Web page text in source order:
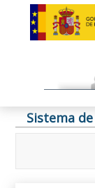
Sistema